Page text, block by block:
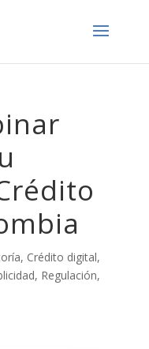
, Crédito digital,
, Regulación,